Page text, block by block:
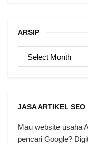
ARSIP
JASA ARTIKEL SEO
Mau website usaha
pencari Google?